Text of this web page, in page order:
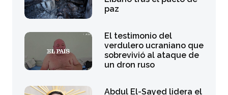
paz
El testimonio del
verdulero ucraniano que
sobrevivió al ataque de
un dron ruso
Abdul El-Sayed lidera el